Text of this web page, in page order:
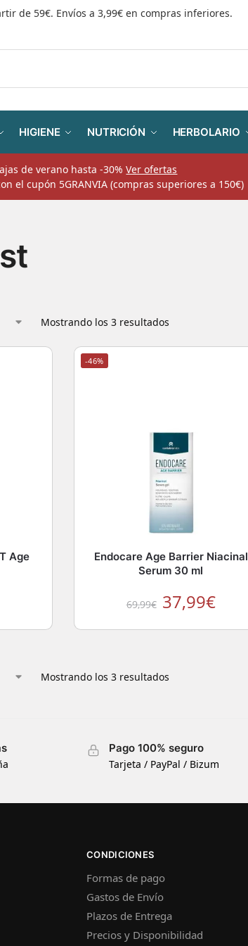
de 59€. Envíos a 3,99€ en compras inferiores.
HIGIENE NUTRICIÓN HERBOLARIO
de verano hasta -30%Ver ofertas
el cupón 5GRANVIA (compras superiores a 150€)
Mostrando los 3 resultados
Age
-46%
Endocare Age Barrier Niacinal
Serum 30 ml
69,99€ 37,99€
Mostrando los 3 resultados
Pago 100% seguro
Tarjeta / PayPal / Bizum
CONDICIONES
Formas de pago
Gastos de Envío
Plazos de Entrega
Precios y Disponibilidad